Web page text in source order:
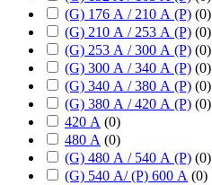
(G) 176 А / 210 А (P) (0)
(G) 210 А / 253 А (P) (0)
(G) 253 А / 300 А (P) (0)
(G) 300 А / 340 А (P) (0)
(G) 340 А / 380 А (P) (0)
(G) 380 А / 420 А (P) (0)
420 А (0)
480 А (0)
(G) 480 А / 540 А (P) (0)
(G) 540 А/ (P) 600 А (0)